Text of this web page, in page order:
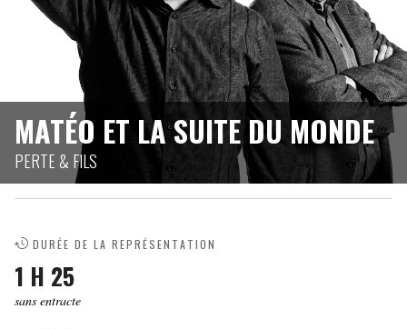
MATÉO ET LA SUITE DU MONDE
PERTE & FILS
DURÉE DE LA REPRÉSENTATION
1 H 25
sans entracte